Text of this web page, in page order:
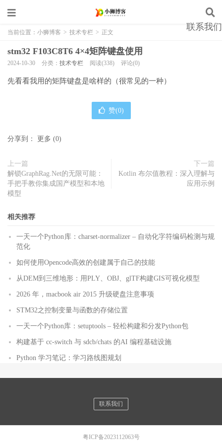
联系我们
当前位置： 小狮博客 > 技术专栏 > 正文
stm32 F103C8T6 4×4矩阵键盘使用
2024-10-30 分类： 技术专栏 阅读(338) 评论(0)
先看看我用的矩阵键盘是啥样的（很常见的一种）
赞(0)
分享到： 更多 (0)
上一篇
解锁GraphRag.Net的无限可能：
手把手教你集成国产模型和本地
模型
下一篇
Kotlin 布尔值教程：深入理解与
应用示例
相关推荐
一天一个Python库：charset-normalizer – 自动化字符编码检测与规
范化
如何使用Opencode高效的创建属于自己的技能
从DEM到三维地形：用PLY、OBJ、glTF构建GIS可视化模型
2026 年，macbook air 2015 升级硬盘注意事项
STM32之控制变量与函数的存储位置
一天一个Python库：setuptools – 轻松构建和分发Python包
构建基于 cc-switch 与 sdcb/chats 的AI 编程基础设施
Python 学习笔记：学习路线图规划
联系我们
粤ICP备2023112063号